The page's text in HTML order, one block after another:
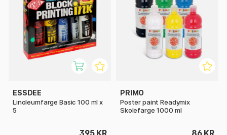
ESSDEE
Linoleumfarge Basic 100 ml x
5
PRIMO
Poster paint Readymix
Skolefarge 1000 ml